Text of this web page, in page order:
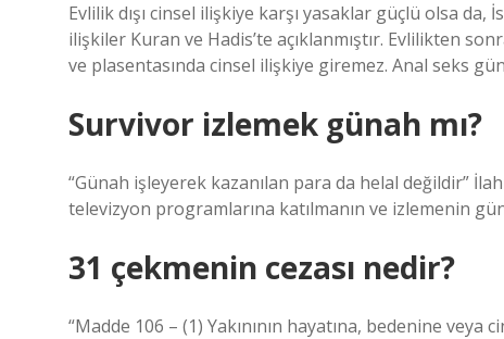
Evlilik dışı cinsel ilişkiye karşı yasaklar güçlü olsa
ilişkiler Kuran ve Hadis’te açıklanmıştır. Evlilikten
ve plasentasında cinsel ilişkiye giremez. Anal seks
Survivor izlemek günah mı?
“Günah işleyerek kazanılan para da helal değildir”
televizyon programlarına katılmanın ve izlemenin
31 çekmenin cezası nedir?
“Madde 106 – (1) Yakınının hayatına, bedenine veya